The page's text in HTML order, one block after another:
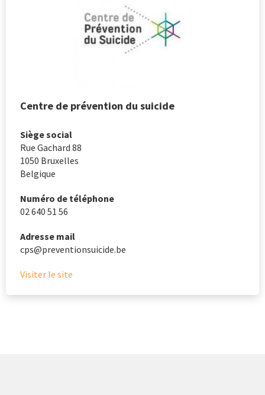
Centre de prévention du suicide
Siège social
Rue Gachard 88
1050 Bruxelles
Belgique
Numéro de téléphone
02 640 51 56
Adresse mail
cps@preventionsuicide.be
Visiter le site